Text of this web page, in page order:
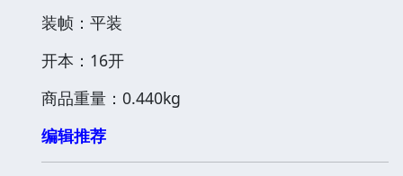
装帧：平装
开本：16开
商品重量：0.440kg
编辑推荐